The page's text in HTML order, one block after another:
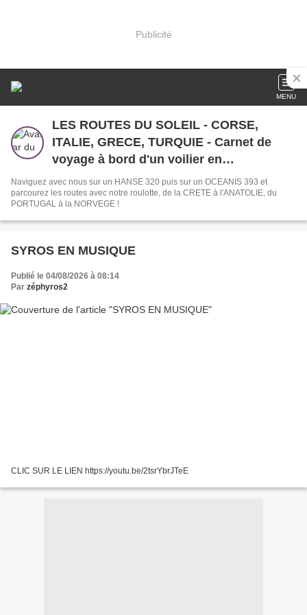
Publicité
MENU
LES ROUTES DU SOLEIL - CORSE,
ITALIE, GRECE, TURQUIE - Carnet de
voyage à bord d'un voilier en
Méditerranée
Naviguez avec nous sur un HANSE 320 puis sur un OCEANIS 393 et
parcourez les routes avec notre roulotte, de la CRETE à l'ANATOLIE, du
PORTUGAL à la NORVEGE !
SYROS EN MUSIQUE
Publié le 04/08/2026 à 08:14
Par zéphyros2
CLIC SUR LE LIEN https://youtu.be/2tsrYbrJTeE